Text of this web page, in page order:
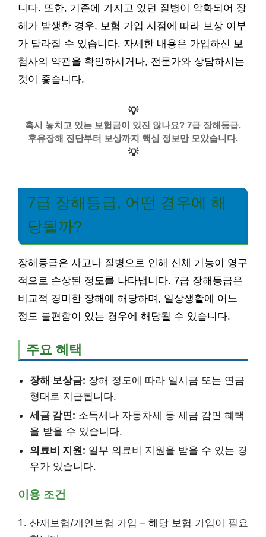
니다. 또한, 기존에 가지고 있던 질병이 악화되어 장
해가 발생한 경우, 보험 가입 시점에 따라 보상 여부
가 달라질 수 있습니다. 자세한 내용은 가입하신 보
험사의 약관을 확인하시거나, 전문가와 상담하시는
것이 좋습니다.
💡
혹시 놓치고 있는 보험금이 있진 않나요? 7급 장해등급,
후유장해 진단부터 보상까지 핵심 정보만 모았습니다.
💡
7급 장해등급, 어떤 경우에 해
당될까?
장해등급은 사고나 질병으로 인해 신체 기능이 영구
적으로 손상된 정도를 나타냅니다. 7급 장해등급은
비교적 경미한 장해에 해당하며, 일상생활에 어느
정도 불편함이 있는 경우에 해당될 수 있습니다.
주요 혜택
장해 보상금: 장해 정도에 따라 일시금 또는 연금
형태로 지급됩니다.
세금 감면: 소득세나 자동차세 등 세금 감면 혜택
을 받을 수 있습니다.
의료비 지원: 일부 의료비 지원을 받을 수 있는 경
우가 있습니다.
이용 조건
산재보험/개인보험 가입 – 해당 보험 가입이 필요